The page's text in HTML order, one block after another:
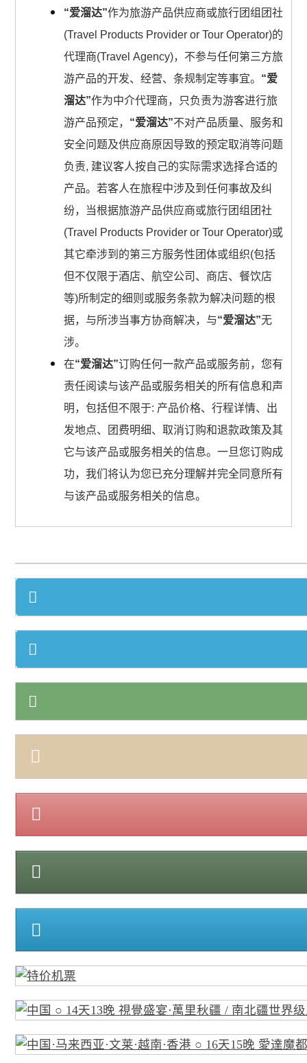
“爱溜达”作为旅游产品供应商或旅行团组团社
(Travel Products Provider or Tour Operator)的
代理商(Travel Agency)，不参与任何第三方旅
游产品的开发、经营、条规制定等事宜。 “爱
溜达”作为中介代理商，只负责为游客进行旅
游产品预定， “爱溜达”不对产品质量、服务和
安全问题及供应商原因导致的预定取消等问题
负责, 建议客人按自己的实际需求选择合适的
产品。若客人在旅程中涉及到任何事故及纠
纷，当根据旅游产品供应商或旅行团组团社
(Travel Products Provider or Tour Operator)或
其它牵涉到的第三方服务性团体或组织(包括
但不仅限于酒店、航空公司、商店、餐饮店
等)所制定的细则或服务条款为解决问题的根
据，与所涉当事方协商解决，与“爱溜达”无
涉。
在“爱溜达”订购任何一款产品或服务前，您有
责任阅读与该产品或服务相关的所有信息和声
明，包括但不限于: 产品价格、行程详情、出
发地点、团费明细、取消订购和退款政策及其
它与该产品或服务相关的信息。一旦您订购成
功，我们将认为您已充分理解并完全同意所有
与该产品或服务相关的信息。